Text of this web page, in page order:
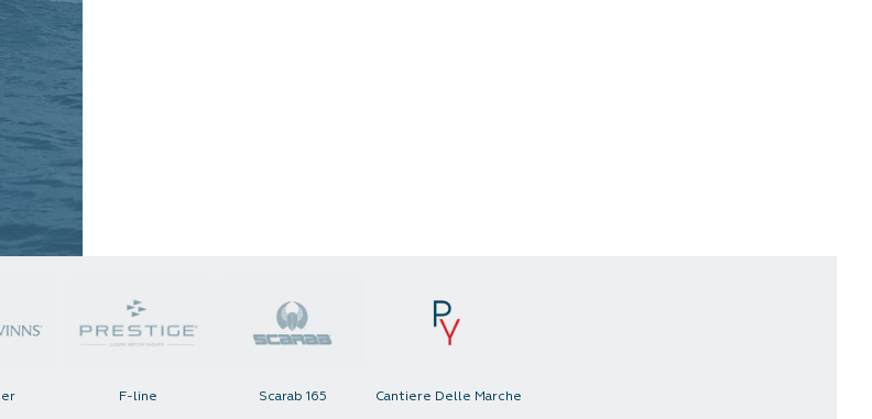
F-line
Scarab 165
Cantiere Delle Marche